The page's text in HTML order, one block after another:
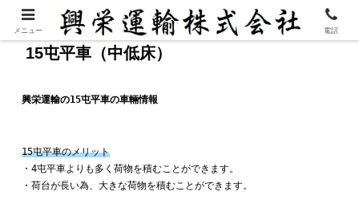
15屯平車（中低床）
興栄運輸の15屯平車の車輛情報
15屯平車のメリット
・4屯平車よりも多く荷物を積むことができます。
・荷台が長い為、大きな荷物を積むことができます。
メニュー 電話